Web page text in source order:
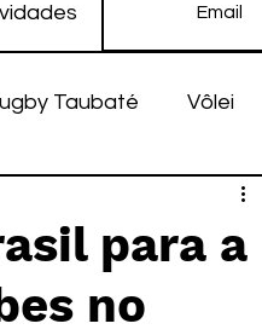
Taubaté Vôlei
História
Fut7 futebol amador
para a
no